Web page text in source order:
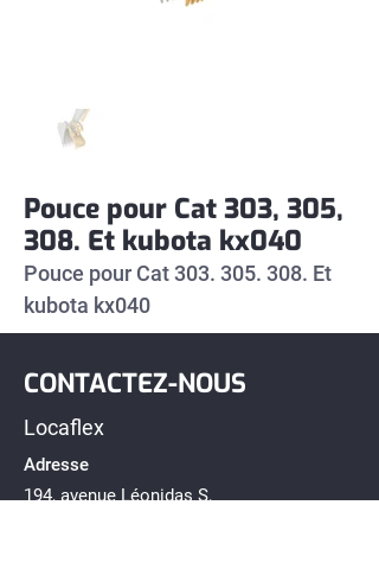
Pouce pour Cat 303, 305,
308. Et kubota kx040
Pouce pour Cat 303. 305. 308. Et
kubota kx040
CONTACTEZ-NOUS
Locaflex
Adresse
194, avenue Léonidas S,